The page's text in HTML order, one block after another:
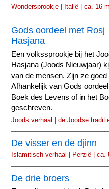
Wondersprookje | Italië | ca. 16
Gods oordeel met Rosj
Hasjana
Een volkssprookje bij het
Hasjana (Joods Nieuwjaar)
van de mensen. Zijn ze
Afhankelijk van Gods
Boek des Levens of in het
geschreven.
Joods verhaal | de Joodse
De visser en de djinn
Islamitisch verhaal | Perzië | ca.
De drie broers